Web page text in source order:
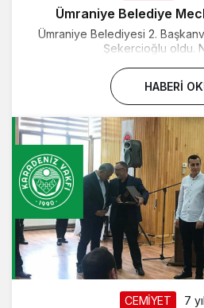
Ümraniye Belediye
Ümraniye Belediyesi 2.
Şekercioğlu oldu.
HABERI
CEMİYET 7